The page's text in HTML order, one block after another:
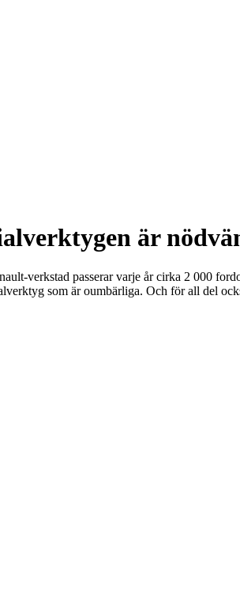
är
verkstad passerar varje år cirka 2 000
som är oumbärliga. Och för all del